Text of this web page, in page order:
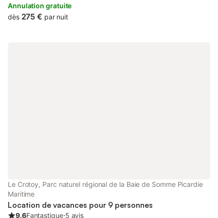
Maréis Sea Fishing Discovery Centre.
Annulation gratuite
dès 275 € par nuit
Le Crotoy, Parc naturel régional de la Baie de Somme Picardie
Maritime
Location de vacances pour 9 personnes
9.6Fantastique⋅5 avis